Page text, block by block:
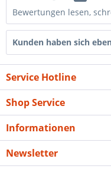
Bewertungen lesen,
Kunden haben sich
Service Hotline
Shop Service
Informationen
Newsletter